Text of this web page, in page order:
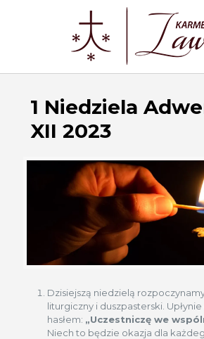
1 Niedziela
XII 2023
Dzisiejszą niedzielą
liturgiczny i duszpasterski.
hasłem: „Uczestniczę we
Niech to będzie okazja dla